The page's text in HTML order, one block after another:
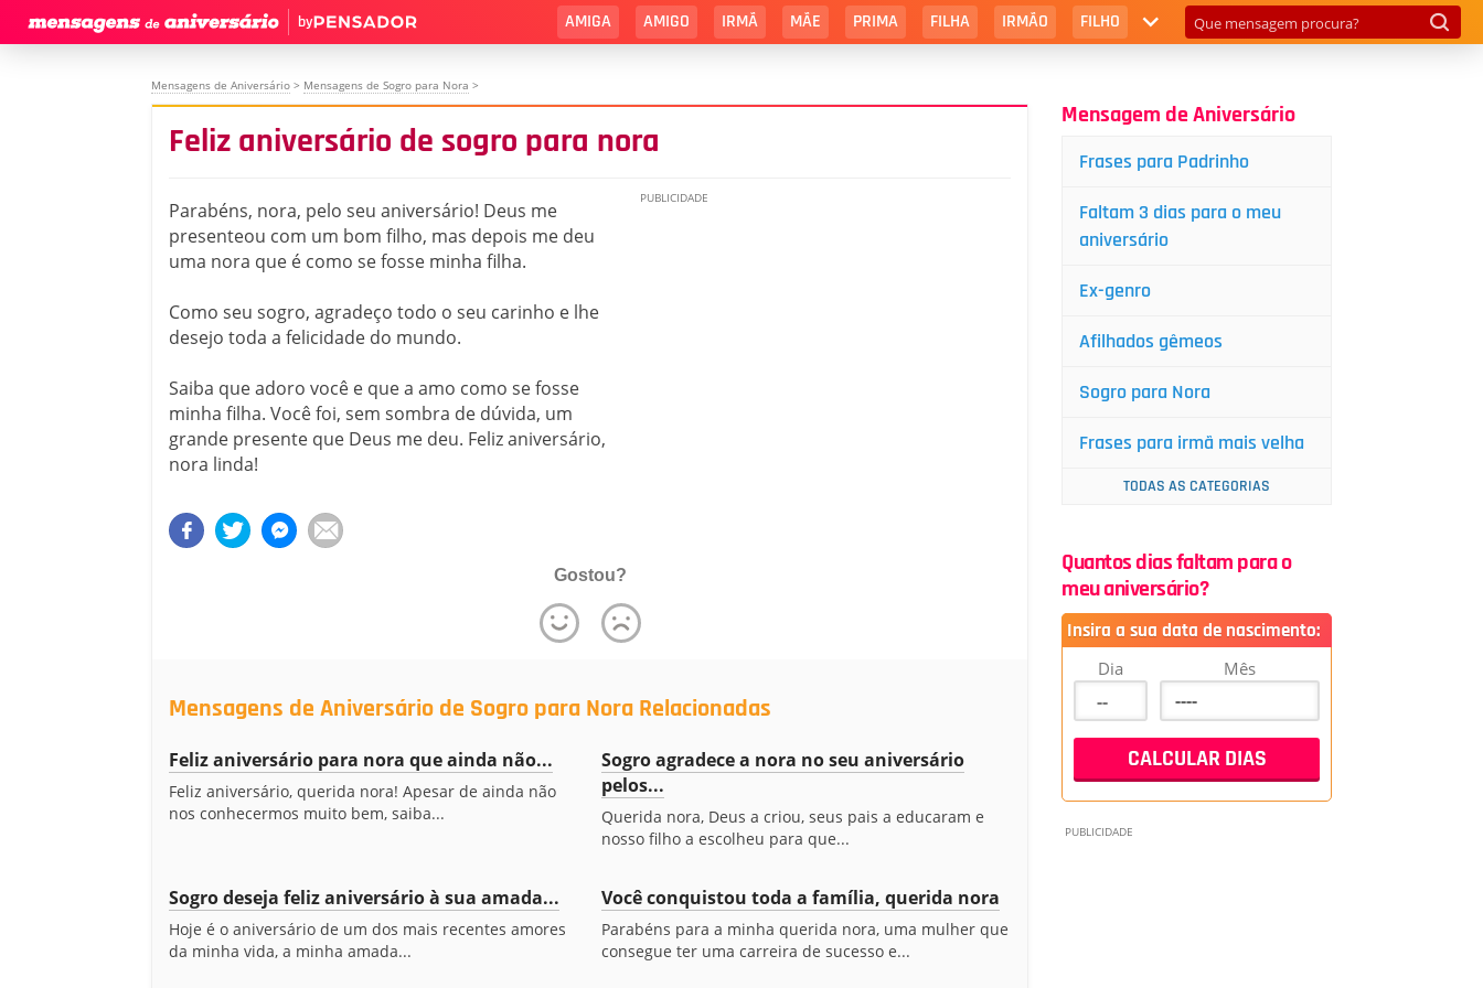
by AMIGA AMIGO IRMÃ MÃE PRIMA FILHA IRMÃO FILHO
Mensagens de Aniversário > Mensagens de Sogro para Nora >
Feliz aniversário de sogro para nora
Parabéns, nora, pelo seu aniversário! Deus me
presenteou com um bom filho, mas depois me deu
uma nora que é como se fosse minha filha.
Como seu sogro, agradeço todo o seu carinho e lhe
desejo toda a felicidade do mundo.
Saiba que adoro você e que a amo como se fosse
minha filha. Você foi, sem sombra de dúvida, um
grande presente que Deus me deu. Feliz aniversário,
nora linda!
Gostou?
Mensagens de Aniversário de Sogro para Nora Relacionadas
Feliz aniversário para nora que ainda não...
Feliz aniversário, querida nora! Apesar de ainda não
nos conhecermos muito bem, saiba...
Sogro agradece a nora no seu aniversário
pelos...
Querida nora, Deus a criou, seus pais a educaram e
nosso filho a escolheu para que...
Sogro deseja feliz aniversário à sua amada...
Hoje é o aniversário de um dos mais recentes amores
da minha vida, a minha amada...
Você conquistou toda a família, querida nora
Parabéns para a minha querida nora, uma mulher que
consegue ter uma carreira de sucesso e...
Mensagem de Aniversário
Frases para Padrinho
Faltam 3 dias para o meu
aniversário
Ex-genro
Afilhados gêmeos
Sogro para Nora
Frases para irmã mais velha
TODAS AS CATEGORIAS
Quantos dias faltam para o
meu aniversário?
Insira a sua data de nascimento:
Dia Mês